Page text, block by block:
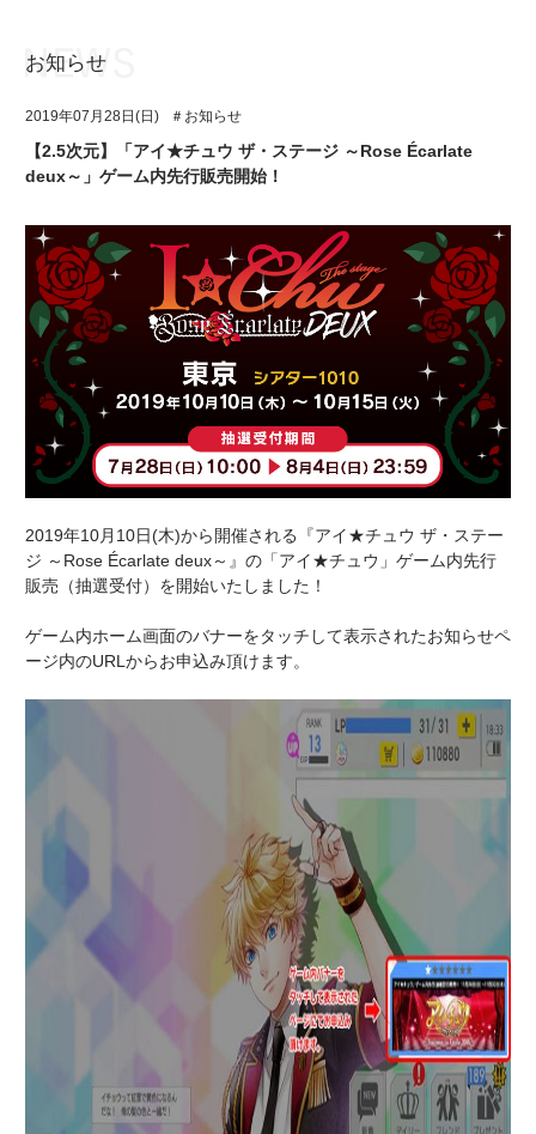
ユニット&キャラクター
アプリゲーム
イベント・キャンペーン
ミュージック
グッズ・本
ギャラリー
アイ★チュウとは
ユニット&キャラクター
アプリゲーム
イベント・キャンペーン
ミュージック
グッズ・本
ギャラリー
お知らせ
2019年07月28日(日) ＃お知らせ
【2.5次元】「アイ★チュウ ザ・ステージ ～Rose Écarlate
deux～」ゲーム内先行販売開始！
2019年10月10日(木)から開催される『アイ★チュウ ザ・ステー
ジ ～Rose Écarlate deux～』の「アイ★チュウ」ゲーム内先行
販売（抽選受付）を開始いたしました！
ゲーム内ホーム画面のバナーをタッチして表示されたお知らせペ
ージ内のURLからお申込み頂けます。